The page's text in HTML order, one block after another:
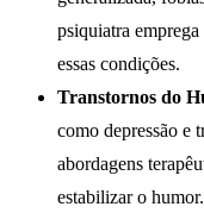
psiquiatra emprega
essas condições.
Transtornos do
como depressão e
abordagens
estabilizar o humor.